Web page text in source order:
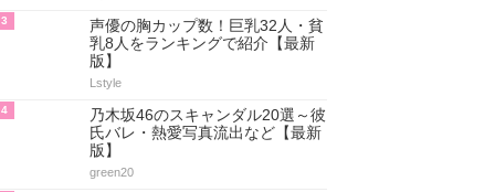
3
声優の胸カップ数！巨乳32人・貧
乳8人をランキングで紹介【最新
版】
Lstyle
4
乃木坂46のスキャンダル20選～彼
氏バレ・熱愛写真流出など【最新
版】
green20